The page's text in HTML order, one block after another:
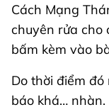
Cách Mạng
chuyên rửa cho
bấm kèm vào
Do thời điểm
báo khá… nhàn.